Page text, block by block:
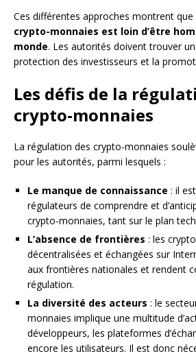
Ces différentes approches montrent que
crypto-monnaies est loin d’être
monde. Les autorités doivent trouver
protection des investisseurs et la
Les défis de la
crypto-monnaies
La régulation des crypto-monnaies
pour les autorités, parmi lesquels :
Le manque de connaissance : il
régulateurs de comprendre et
crypto-monnaies, tant sur le plan
L’absence de frontières : les
décentralisées et échangées sur
aux frontières nationales et rendent
régulation.
La diversité des acteurs : le
monnaies implique une multitude
développeurs, les plateformes
encore les utilisateurs. Il est donc